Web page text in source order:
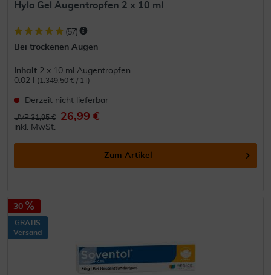
Hylo Gel Augentropfen 2 x 10 ml
(57)
Bei trockenen Augen
Inhalt 2 x 10 ml Augentropfen
0.02 l
(1.349,50 € / 1 l)
Derzeit nicht lieferbar
UVP 31,95 € 26,99 €
inkl. MwSt.
Zum Artikel
30
GRATIS
Versand